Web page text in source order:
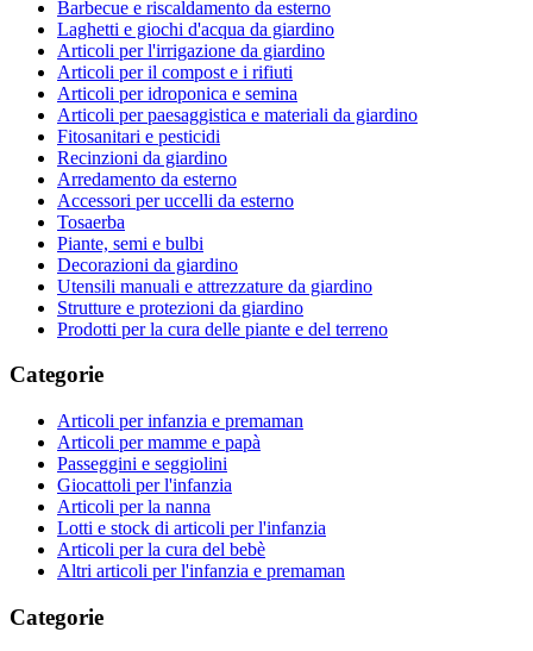
Barbecue e riscaldamento da esterno
Laghetti e giochi d'acqua da giardino
Articoli per l'irrigazione da giardino
Articoli per il compost e i rifiuti
Articoli per idroponica e semina
Articoli per paesaggistica e materiali da giardino
Fitosanitari e pesticidi
Recinzioni da giardino
Arredamento da esterno
Accessori per uccelli da esterno
Tosaerba
Piante, semi e bulbi
Decorazioni da giardino
Utensili manuali e attrezzature da giardino
Strutture e protezioni da giardino
Prodotti per la cura delle piante e del terreno
Categorie
Articoli per infanzia e premaman
Articoli per mamme e papà
Passeggini e seggiolini
Giocattoli per l'infanzia
Articoli per la nanna
Lotti e stock di articoli per l'infanzia
Articoli per la cura del bebè
Altri articoli per l'infanzia e premaman
Categorie